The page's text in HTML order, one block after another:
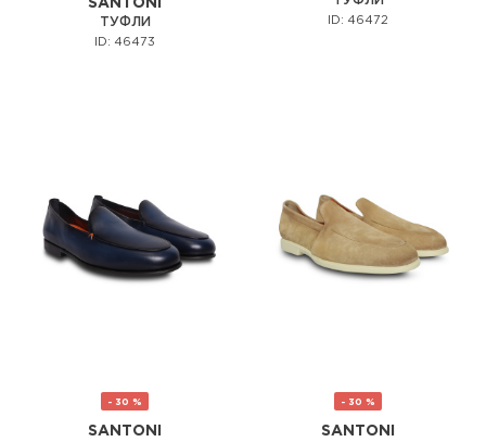
SANTONI
ТУФЛИ
ID: 46473
ID: 46472
- 30 %
SANTONI
- 30 %
SANTONI